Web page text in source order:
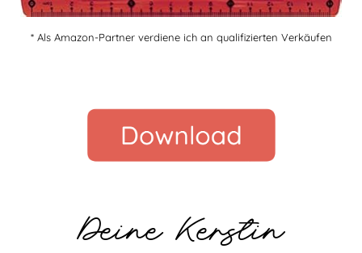
* Als Amazon-Partner verdiene ich an qualifizierten Verkäufen
Deine Kerstin